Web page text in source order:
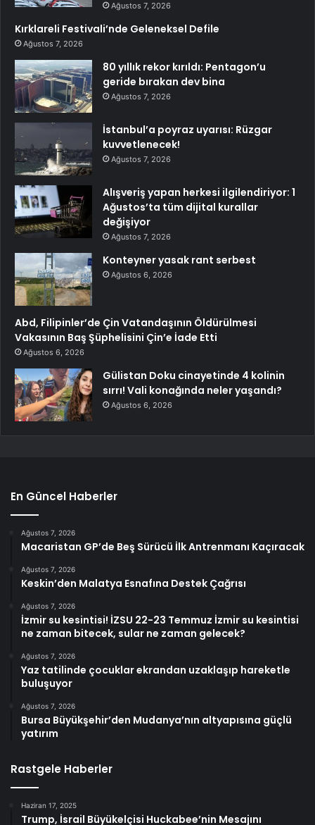
Ağustos 7, 2026
Kırklareli Festivali’nde Geleneksel Defile
Ağustos 7, 2026
80 yıllık rekor kırıldı: Pentagon’u
geride bırakan dev bina
Ağustos 7, 2026
İstanbul’a poyraz uyarısı: Rüzgar
kuvvetlenecek!
Ağustos 7, 2026
Alışveriş yapan herkesi ilgilendiriyor: 1
Ağustos’ta tüm dijital kurallar
değişiyor
Ağustos 7, 2026
Konteyner yasak rant serbest
Ağustos 6, 2026
Abd, Filipinler’de Çin Vatandaşının Öldürülmesi
Vakasının Baş Şüphelisini Çin’e İade Etti
Ağustos 6, 2026
Gülistan Doku cinayetinde 4 kolinin
sırrı! Vali konağında neler yaşandı?
Ağustos 6, 2026
En Güncel Haberler
Ağustos 7, 2026
Macaristan GP’de Beş Sürücü İlk Antrenmanı Kaçıracak
Ağustos 7, 2026
Keskin’den Malatya Esnafına Destek Çağrısı
Ağustos 7, 2026
İzmir su kesintisi! İZSU 22-23 Temmuz İzmir su kesintisi
ne zaman bitecek, sular ne zaman gelecek?
Ağustos 7, 2026
Yaz tatilinde çocuklar ekrandan uzaklaşıp hareketle
buluşuyor
Ağustos 7, 2026
Bursa Büyükşehir’den Mudanya’nın altyapısına güçlü
yatırım
Rastgele Haberler
Haziran 17, 2025
Trump, İsrail Büyükelçisi Huckabee’nin Mesajını